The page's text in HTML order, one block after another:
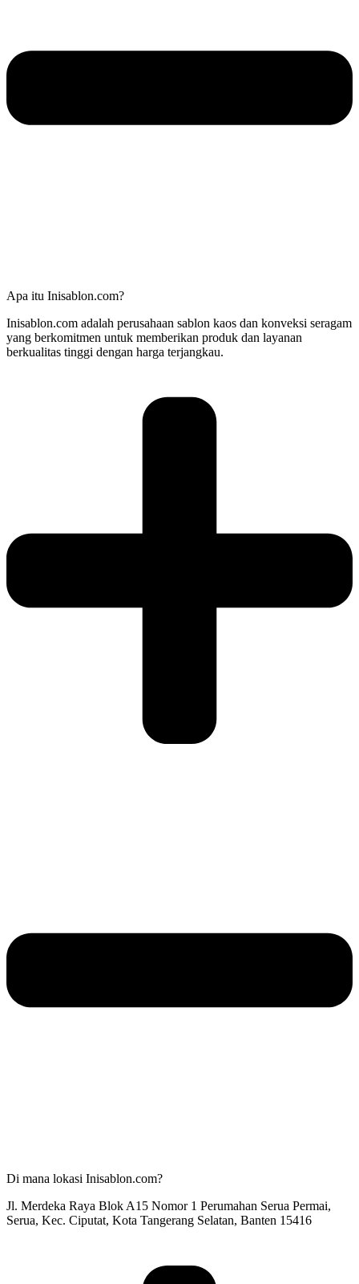
Apa itu Inisablon.com?
Inisablon.com adalah perusahaan sablon kaos dan konveksi seragam
yang berkomitmen untuk memberikan produk dan layanan
berkualitas tinggi dengan harga terjangkau.
Di mana lokasi Inisablon.com?
Jl. Merdeka Raya Blok A15 Nomor 1 Perumahan Serua Permai,
Serua, Kec. Ciputat, Kota Tangerang Selatan, Banten 15416